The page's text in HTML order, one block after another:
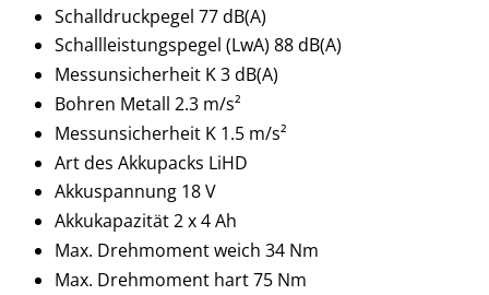
Schalldruckpegel 77 dB(A)
Schallleistungspegel (LwA) 88 dB(A)
Messunsicherheit K 3 dB(A)
Bohren Metall 2.3 m/s²
Messunsicherheit K 1.5 m/s²
Art des Akkupacks LiHD
Akkuspannung 18 V
Akkukapazität 2 x 4 Ah
Max. Drehmoment weich 34 Nm
Max. Drehmoment hart 75 Nm